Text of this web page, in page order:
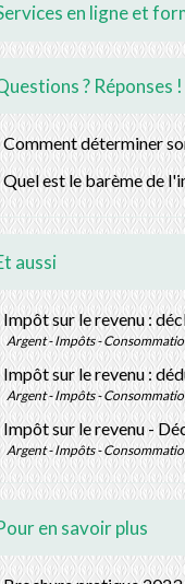
en ligne et
? Réponses !
Comment déterminer
Quel est le barème de
aussi
Impôt sur le revenu :
Argent - Impôts -
Impôt sur le revenu :
Argent - Impôts -
Impôt sur le revenu -
Argent - Impôts -
en savoir plus